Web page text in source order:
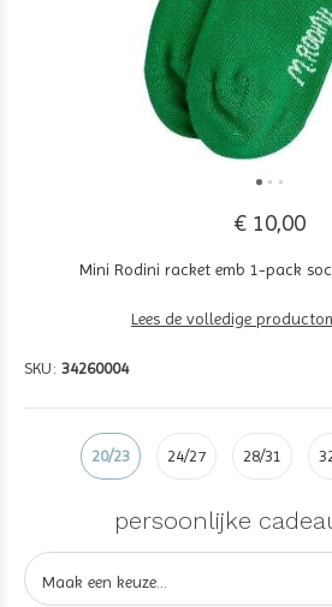
€ 10,00
Mini Rodini racket emb 1-pack
Lees de volledige
SKU: 34260004
20/23 24/27 28/31
persoonlijke